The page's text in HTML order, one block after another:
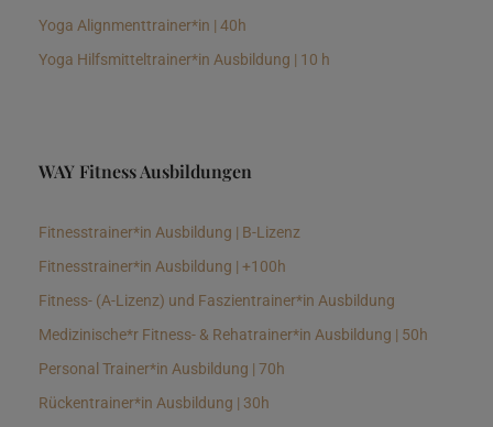
Yoga Alignmenttrainer*in | 40h
Yoga Hilfsmitteltrainer*in Ausbildung | 10 h
WAY Fitness Ausbildungen
Fitnesstrainer*in Ausbildung | B-Lizenz
Fitnesstrainer*in Ausbildung | +100h
Fitness- (A-Lizenz) und Faszientrainer*in Ausbildung
Medizinische*r Fitness- & Rehatrainer*in Ausbildung | 50h
Personal Trainer*in Ausbildung | 70h
Rückentrainer*in Ausbildung | 30h